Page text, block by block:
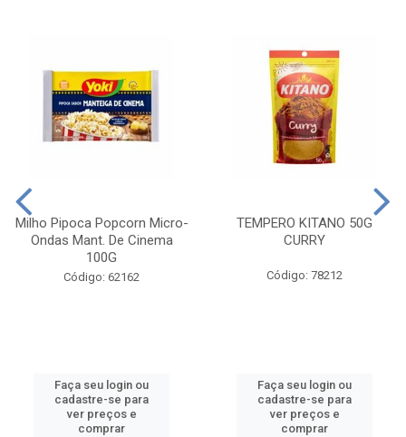
Milho Pipoca Popcorn Micro-
Ondas Mant. De Cinema
100G
Código: 62162
Faça seu login ou
cadastre-se para
ver preços e
comprar
TEMPERO KITANO 50G
CURRY
Código: 78212
Faça seu login ou
cadastre-se para
ver preços e
comprar